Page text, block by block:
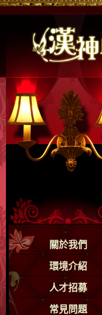
關於我們
環境介紹
人才招募
常見問題